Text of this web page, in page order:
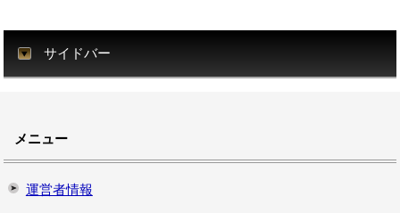
サイドバー
メニュー
運営者情報